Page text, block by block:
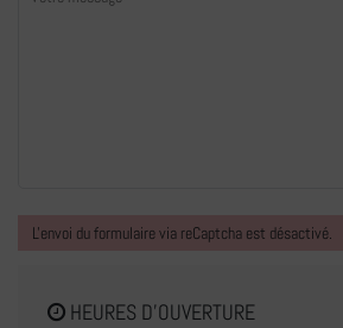
L'envoi du formulaire via reCaptcha est désactivé.
HEURES D'OUVERTURE